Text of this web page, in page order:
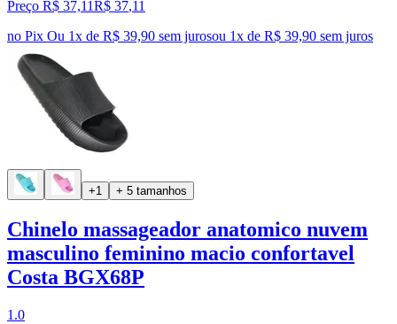
Preço R$ 37,11R$ 37,11
no Pix Ou 1x de R$ 39,90 sem jurosou 1x de R$ 39,90 sem juros
+1 + 5 tamanhos
Chinelo massageador anatomico nuvem
masculino feminino macio confortavel
Costa BGX68P
1.0